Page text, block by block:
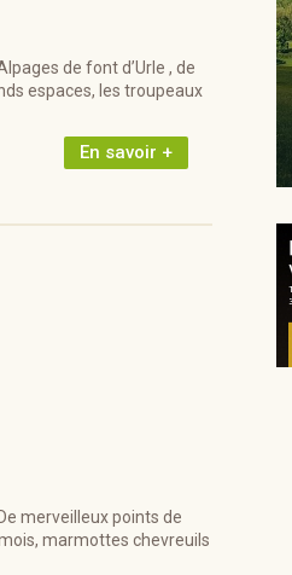
de font d’Urle , de
espaces, les troupeaux
En savoir +
merveilleux points de
marmottes chevreuils